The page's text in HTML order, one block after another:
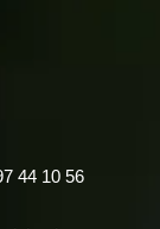
44 10 56